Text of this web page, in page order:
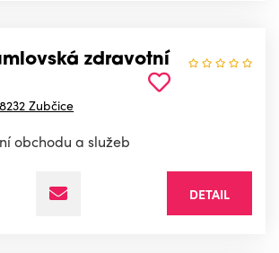
zdravotní
Zubčice
obchodu a služeb
DETAIL